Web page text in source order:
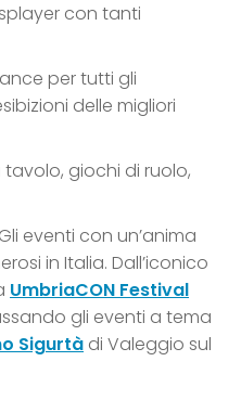
con tanti
per tutti gli
delle migliori
giochi di ruolo,
eventi con un’anima
in Italia. Dall’iconico
UmbriaCON Festival
gli eventi a tema
Sigurtà di Valeggio sul